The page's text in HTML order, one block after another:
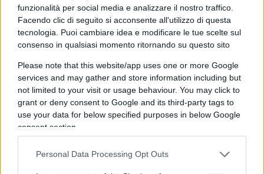
funzionalità per social media e analizzare il nostro traffico.
Facendo clic di seguito si acconsente all'utilizzo di questa
tecnologia. Puoi cambiare idea e modificare le tue scelte sul
consenso in qualsiasi momento ritornando su questo sito
Please note that this website/app uses one or more Google
services and may gather and store information including but
not limited to your visit or usage behaviour. You may click to
grant or deny consent to Google and its third-party tags to
use your data for below specified purposes in below Google
consent section.
Personal Data Processing Opt Outs
esportatore di prodotti raffinati. Qualsiasi
interruzione significativa nelle forniture rischia
quindi di propagarsi rapidamente ai mercati
internazionali. Negli ultimi mesi Washington
aveva spinto con forza Nuova Delhi a ridurre – e
poi interrompere – gli acquisti di greggio russo. La
strategia faceva parte del tentativo di colpire le
entrate energetiche del Cremlino e ridurre le
risorse disponibili per la guerra in Ucraina. Le
pressioni non erano state soltanto diplomatiche:
gli Stati Uniti avevano imposto dazi punitivi che